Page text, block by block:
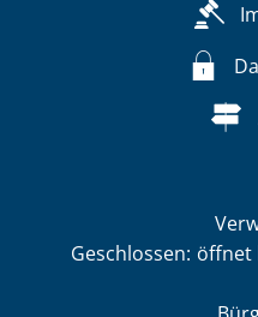
Klicken, um weitere
Geschlossen: öffnet